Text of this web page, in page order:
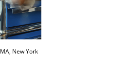
New York